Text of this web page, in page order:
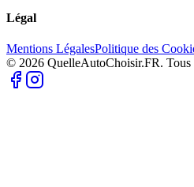
Légal
Mentions LégalesPolitique des
© 2026 QuelleAutoChoisir.FR. Tous